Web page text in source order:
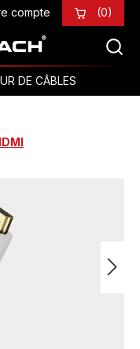
compte (0)
DE CÂBLES